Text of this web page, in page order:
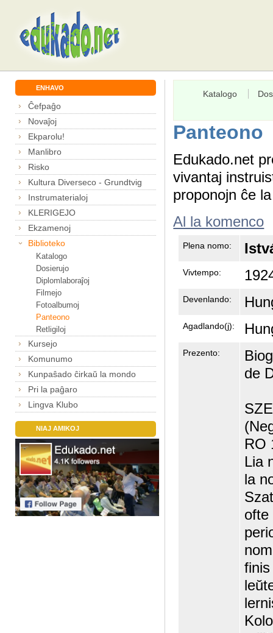
ENHAVO
Ĉefpaĝo
Novaĵoj
Ekparolu!
Manlibro
Risko
Kultura Diverseco - Grundtvig
Instrumaterialoj
KLERIGEJO
Ekzamenoj
Biblioteko
Katalogo
Dosierujo
Diplomlaboraĵoj
Filmejo
Fotoalbumoj
Panteono
Retligiloj
Kursejo
Komunumo
Kunpaŝado ĉirkaŭ la mondo
Pri la paĝaro
Lingva Klubo
NIAJ AMIKOJ
Katalogo
Panteono
Edukado.net
vivantaj
proponojn ĉe
Al la komenco
Plena nomo:
Vivtempo:
Devenlando:
Agadlando(j):
Prezento:
de
RO
Lia
la
ofte